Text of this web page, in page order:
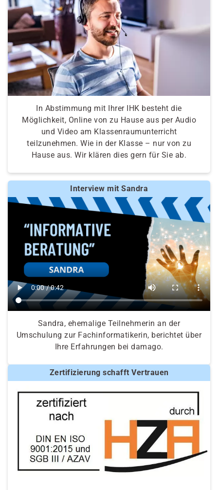
Ermittlung von möglichen Berufen, Selbst- und
Fremdeinschätzung zu den Berufsfeldern,
Auswertung und Erstellung eines Profils
In Abstimmung mit Ihrer IHK besteht die
Möglichkeit, Online von zu Hause aus per Audio
und Video am Klassenraumunterricht
teilzunehmen. Wie in der Klasse – nur von zu
Hause aus. Wir klären dies gern für Sie ab.
Interview mit Sandra
Sandra, ehemalige Teilnehmerin an der
Umschulung zur Fachinformatikerin, berichtet über
Ihre Erfahrungen bei damago.
Zertifizierung schafft Vertrauen